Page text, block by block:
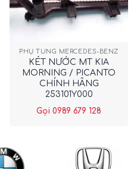
PHỤ TÙNG MERCEDES-BENZ
KÉT NƯỚC MT KIA
MORNING / PICANTO
CHÍNH HÃNG
253101Y000
Gọi 0989 679 128